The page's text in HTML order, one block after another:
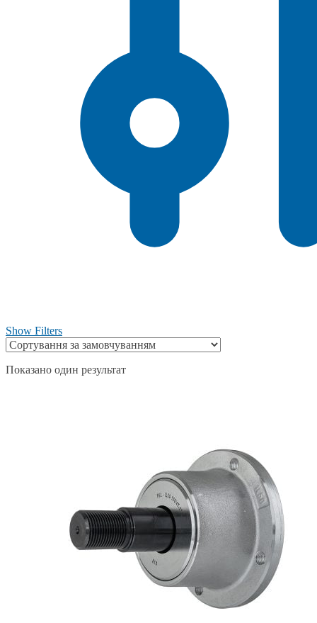
Show Filters
Показано один результат